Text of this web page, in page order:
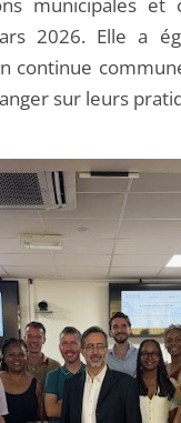
municipales et
2026. Elle a
continue
sur leurs